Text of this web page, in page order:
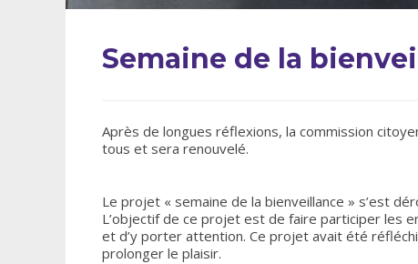
Semaine de la
Après de longues réflexions, la commission
tous et sera renouvelé.
Le projet « semaine de la bienveillance » s’est
L’objectif de ce projet est de faire participer les
et d’y porter attention. Ce projet avait été
prolonger le plaisir.